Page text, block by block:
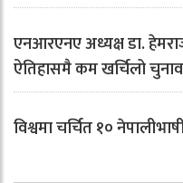
एनआरएनए अध्यक्ष डा. हेमराज
ऐतिहासमै कम खर्चिलो चुनाव
विश्वमा चर्चित १०